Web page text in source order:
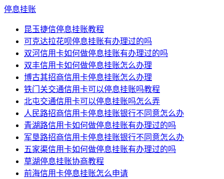
停息挂账
昆玉捷信停息挂账教程
可克达拉花呗停息挂账有办理过的吗
双河信用卡如何做停息挂账有办理过的吗
双丰信用卡如何做停息挂账怎么办理
博古其招商信用卡停息挂账怎么办理
铁门关交通信用卡可以停息挂账吗教程
北屯交通信用卡可以停息挂账吗怎么弄
人民路招商信用卡停息挂账银行不同意怎么办
青湖路信用卡如何做停息挂账有办理过的吗
军垦路招商信用卡停息挂账银行不同意怎么办
五家渠信用卡如何做停息挂账有办理过的吗
草湖停息挂账协商教程
前海信用卡停息挂账怎么申请